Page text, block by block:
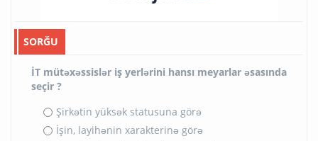
SORĞU
İT mütəxəssislər iş yerlərini hansı meyarlar əsasında
seçir ?
Şirkətin yüksək statusuna görə
İşin, layihənin xarakterinə görə